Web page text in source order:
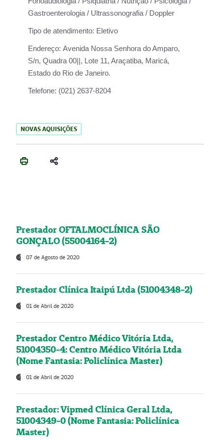
Gastroenterologia / Ultrassonografia / Doppler
Tipo de atendimento: Eletivo
Endereço: Avenida Nossa Senhora do Amparo,
S/n, Quadra 00||, Lote 11, Araçatiba, Maricá,
Estado do Rio de Janeiro.
Telefone: (021) 2637-8204
NOVAS AQUISIÇÕES
Prestador OFTALMOCLÍNICA SÃO
GONÇALO (55004164-2)
07 de Agosto de 2020
Prestador Clínica Itaipú Ltda (51004348-2)
01 de Abril de 2020
Prestador Centro Médico Vitória Ltda,
51004350-4: Centro Médico Vitória Ltda
(Nome Fantasia: Policlínica Master)
01 de Abril de 2020
Prestador: Vipmed Clínica Geral Ltda,
51004349-0 (Nome Fantasia: Policlínica
Master)